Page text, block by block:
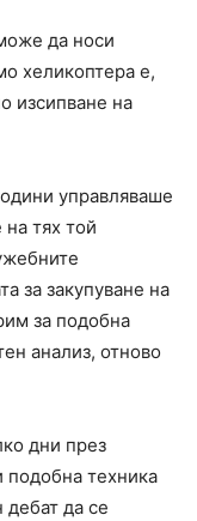
да носи
хеликоптера е,
изсипване на
управляваше
тях той
за закупуване на
за подобна
анализ, отново
дни през
техника
да се